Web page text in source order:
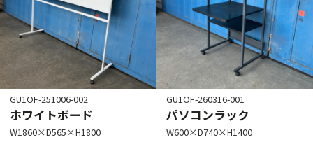
GU1OF-251006-002
ホワイトボード
W1860×D565×H1800
GU1OF-260316-001
パソコンラック
W600×D740×H1400